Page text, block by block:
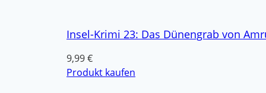
Insel-Krimi 23: Das Dünengrab von
9,99€
Produkt kaufen